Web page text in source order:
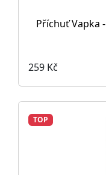
Příchuť Vapka
259 Kč
TOP